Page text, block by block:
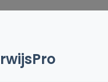
graad